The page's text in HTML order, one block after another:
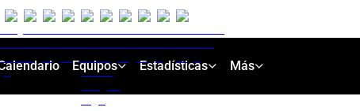
Equipos Estadísticas Más